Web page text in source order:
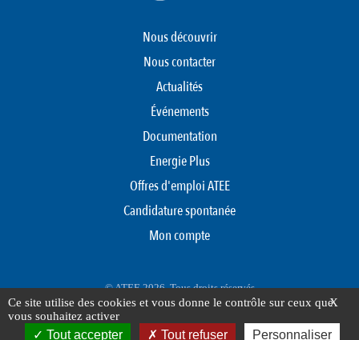
Nous découvrir
Nous contacter
Actualités
Événements
Documentation
Energie Plus
Offres d'emploi ATEE
Candidature spontanée
Mon compte
© ATEE 2026. Tous droits réservés
Protection des données personnelles Plan du site
X
Ce site utilise des cookies et vous donne le contrôle sur ceux que
vous souhaitez activer
Tout accepter Tout refuser Personnaliser